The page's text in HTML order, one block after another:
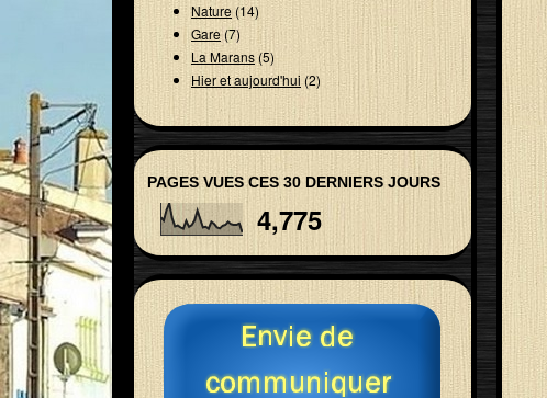
Nature(14)
Gare (7)
La Marans(5)
Hier et aujourd'hui (2)
PAGES VUES CES 30 DERNIERS JOURS
4,775